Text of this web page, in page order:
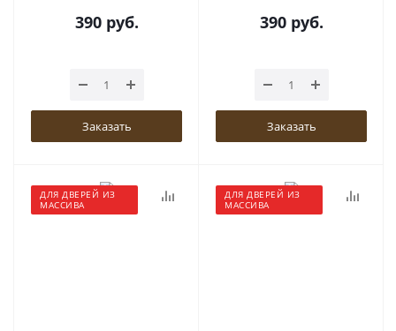
390 руб.
Заказать
390 руб.
Заказать
ДЛЯ ДВЕРЕЙ ИЗ
МАССИВА
ДЛЯ ДВЕРЕЙ ИЗ
МАССИВА